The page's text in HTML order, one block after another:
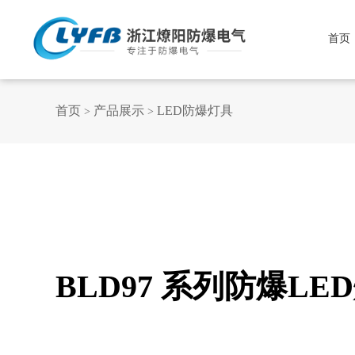
首页
首页 > 产品展示 > LED防爆灯具
BLD97 系列防爆